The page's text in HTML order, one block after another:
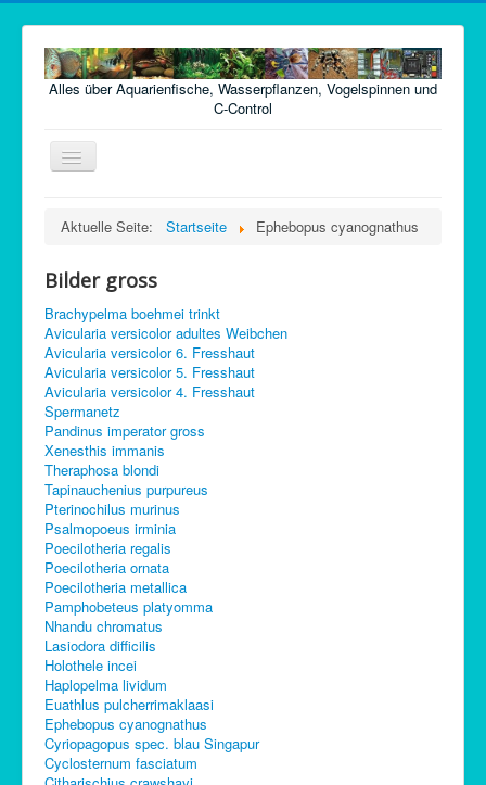
Alles über Aquarienfische, Wasserpflanzen, Vogelspinnen und
C-Control
Navigation
Pflanzen
Futter
Technik
Krankheiten
Vogelspinnen
Argentinische Waldschaben
C-Control
Sitemap
Aktuelle Seite: Startseite Ephebopus cyanognathus
Bilder gross
Brachypelma boehmei trinkt
Avicularia versicolor adultes Weibchen
Avicularia versicolor 6. Fresshaut
Avicularia versicolor 5. Fresshaut
Avicularia versicolor 4. Fresshaut
Spermanetz
Pandinus imperator gross
Xenesthis immanis
Theraphosa blondi
Tapinauchenius purpureus
Pterinochilus murinus
Psalmopoeus irminia
Poecilotheria regalis
Poecilotheria ornata
Poecilotheria metallica
Pamphobeteus platyomma
Nhandu chromatus
Lasiodora difficilis
Holothele incei
Haplopelma lividum
Euathlus pulcherrimaklaasi
Ephebopus cyanognathus
Cyriopagopus spec. blau Singapur
Cyclosternum fasciatum